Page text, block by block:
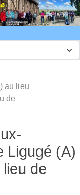
au lieu
de
Ligugé (A)
de